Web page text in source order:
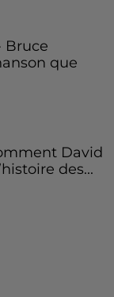
Bruce
que
David
des...